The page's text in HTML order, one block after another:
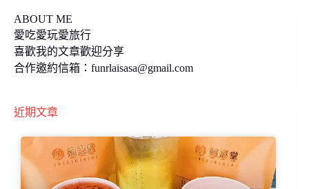
ABOUT ME
愛吃愛玩愛旅行
喜歡我的文章歡迎分享
合作邀約信箱： funrlaisasa@gmail.com
近期文章